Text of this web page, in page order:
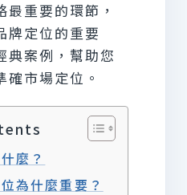
重要的環節，
牌定位的重要
典案例，幫助您
確市場定位。
麼？
為什麼重要？